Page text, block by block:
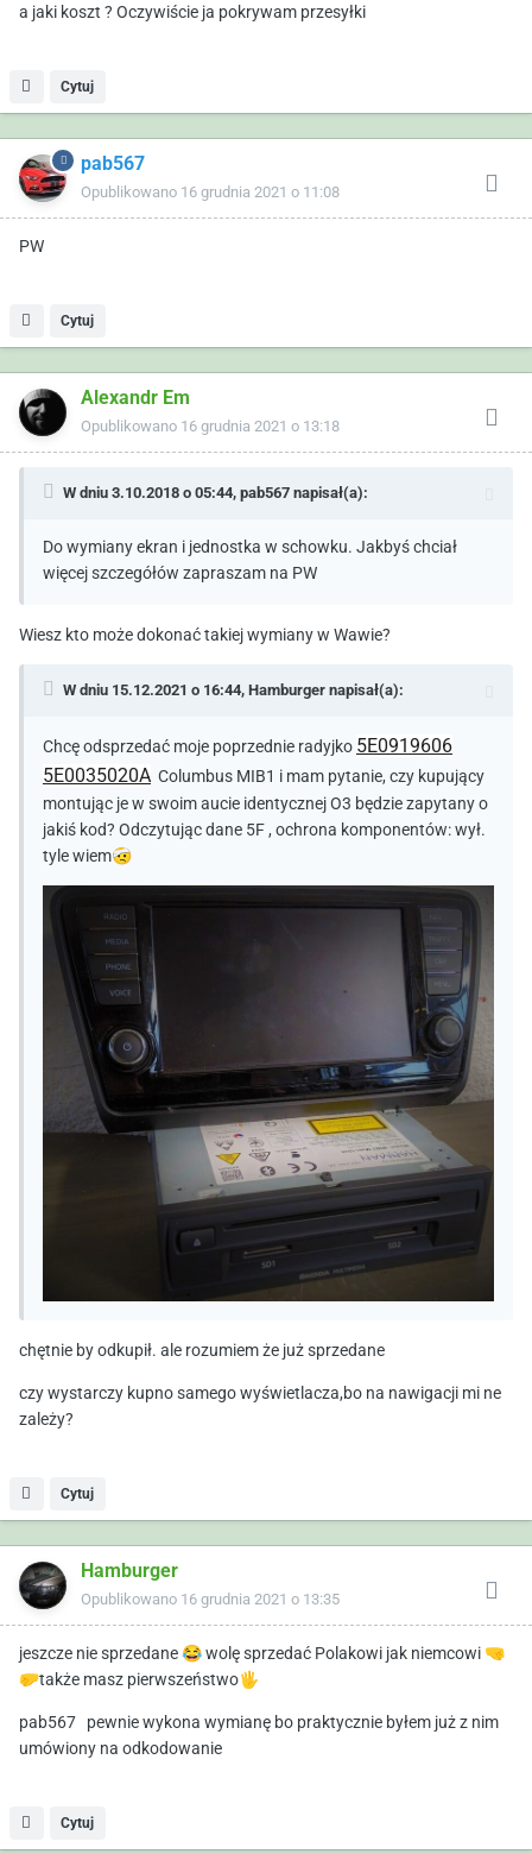
a jaki koszt ? Oczywiście ja pokrywam przesyłki
Cytuj
pab567
Opublikowano 16 grudnia 2021 o 11:08
PW
Cytuj
Alexandr Em
Opublikowano 16 grudnia 2021 o 13:18
W dniu 3.10.2018 o 05:44, pab567 napisał(a):
Do wymiany ekran i jednostka w schowku. Jakbyś chciał
więcej szczegółów zapraszam na PW
Wiesz kto może dokonać takiej wymiany w Wawie?
W dniu 15.12.2021 o 16:44, Hamburger napisał(a):
Chcę odsprzedać moje poprzednie radyjko 5E0919606
5E0035020A Columbus MIB1 i mam pytanie, czy kupujący
montując je w swoim aucie identycznej O3 będzie zapytany o
jakiś kod? Odczytując dane 5F , ochrona komponentów: wył.
tyle wiem🤕
chętnie by odkupił. ale rozumiem że już sprzedane
czy wystarczy kupno samego wyświetlacza,bo na nawigacji mi ne
zależy?
Cytuj
Hamburger
Opublikowano 16 grudnia 2021 o 13:35
jeszcze nie sprzedane😂wolę sprzedać Polakowi jak niemcowi 🤜
🤛także masz pierwszeństwo🖐️
pab567 pewnie wykona wymianę bo praktycznie byłem już z nim
umówiony na odkodowanie
Cytuj